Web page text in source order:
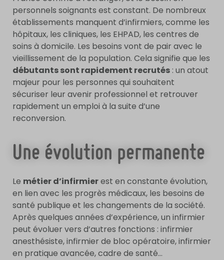
personnels soignants est constant. De nombreux
établissements manquent d’infirmiers, comme les
hôpitaux, les cliniques, les EHPAD, les centres de
soins à domicile. Les besoins vont de pair avec le
vieillissement de la population. Cela signifie que les
débutants sont rapidement recrutés : un atout
majeur pour les personnes qui souhaitent
sécuriser leur avenir professionnel et retrouver
rapidement un emploi à la suite d’une
reconversion.
Une évolution permanente
Le métier d’infirmierest en constante évolution,
en lien avec les progrès médicaux, les besoins de
santé publique et les changements de la société.
Après quelques années d’expérience, un infirmier
peut évoluer vers d’autres fonctions : infirmier
anesthésiste, infirmier de bloc opératoire, infirmier
en pratique avancée, cadre de santé…